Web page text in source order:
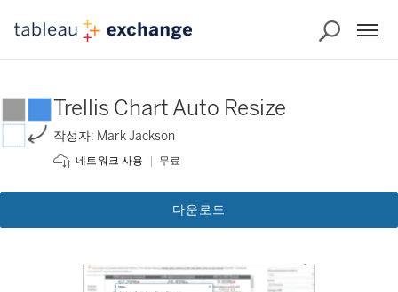
Trellis Chart Auto Resize
작성자: Mark Jackson
네트워크 사용 무료
다운로드